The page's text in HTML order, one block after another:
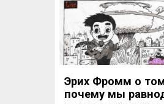
органов. Так, часто
получудесные истории о
необыкновенном чувстве
слепых или зрения у
основе этих рассказов
одного какого-нибудь
други...
Эрих Фромм о
почему мы